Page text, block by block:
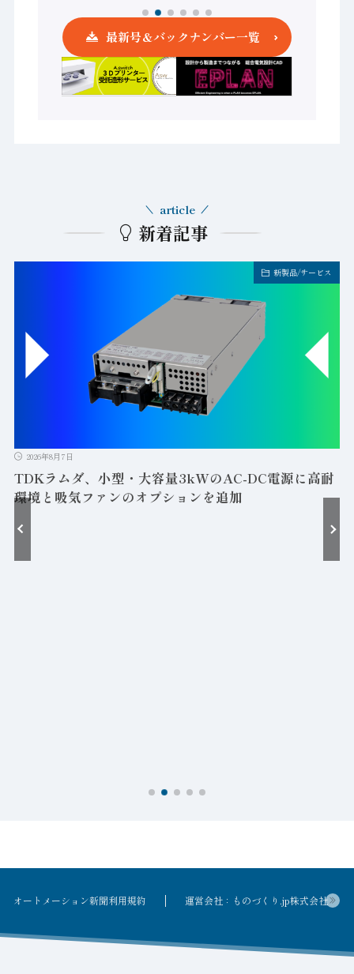
最新号＆バックナンバー一覧
新着記事
article
新製品/サービス
2026年8月7日
TDKラムダ、小型・大容量3kWのAC-DC電源に高耐
環境と吸気ファンのオプションを追加
オートメーション新聞利用規約 運営会社：ものづくり.jp株式会社